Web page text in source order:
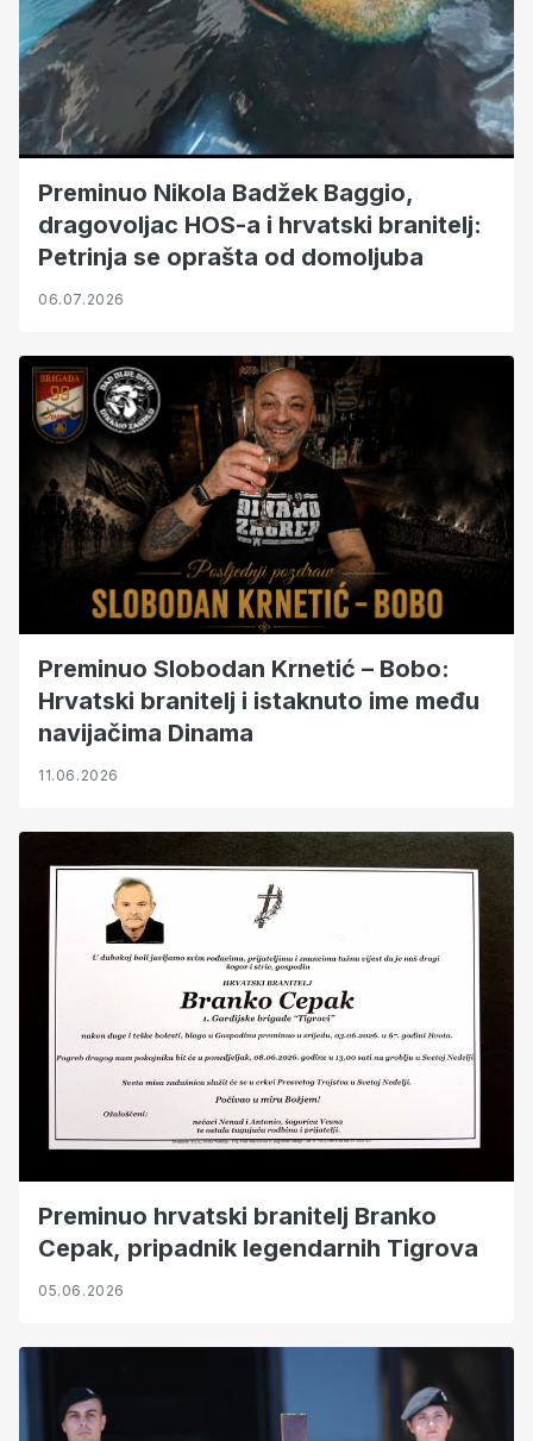
Preminuo Nikola Badžek Baggio,
dragovoljac HOS-a i hrvatski branitelj:
Petrinja se oprašta od domoljuba
06.07.2026
Preminuo Slobodan Krnetić – Bobo:
Hrvatski branitelj i istaknuto ime među
navijačima Dinama
11.06.2026
Preminuo hrvatski branitelj Branko
Cepak, pripadnik legendarnih Tigrova
05.06.2026